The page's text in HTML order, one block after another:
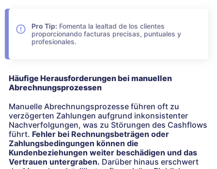
Pro Tip: Fomenta la lealtad de los clientes
proporcionando facturas precisas, puntuales y
profesionales.
Häufige Herausforderungen bei manuellen
Abrechnungsprozessen
Manuelle Abrechnungsprozesse führen oft zu
verzögerten Zahlungen aufgrund inkonsistenter
Nachverfolgungen, was zu Störungen des Cashflows
führt. Fehler bei Rechnungsbeträgen oder
Zahlungsbedingungen können die
Kundenbeziehungen weiter beschädigen und das
Vertrauen untergraben. Darüber hinaus erschwert